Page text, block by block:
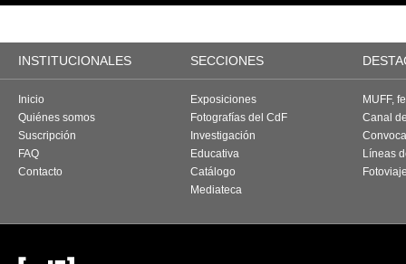
INSTITUCIONALES SECCIONES
Inicio
Quiénes somos
Suscripción
FAQ
Contacto
Exposiciones
Fotografías del CdF
Investigación
Educativa
Catálogo
Mediateca
MUFF,
Canal
Líneas